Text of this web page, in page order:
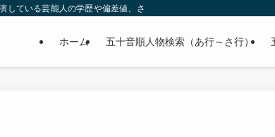
ている芸能人の学歴や偏差値、さらに政治家やスポーツ選手など
ホーム 五十音順人物検索（あ行～さ行）